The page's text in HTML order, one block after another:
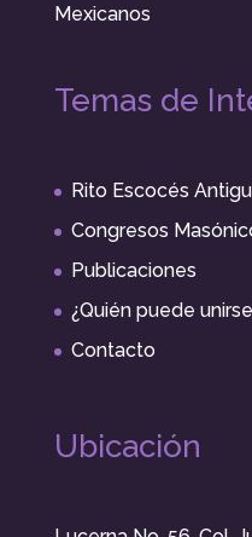
Mexicanos
Temas de
Rito Escocés
Congresos
Publicaciones
¿Quién puede
Contacto
Ubicación